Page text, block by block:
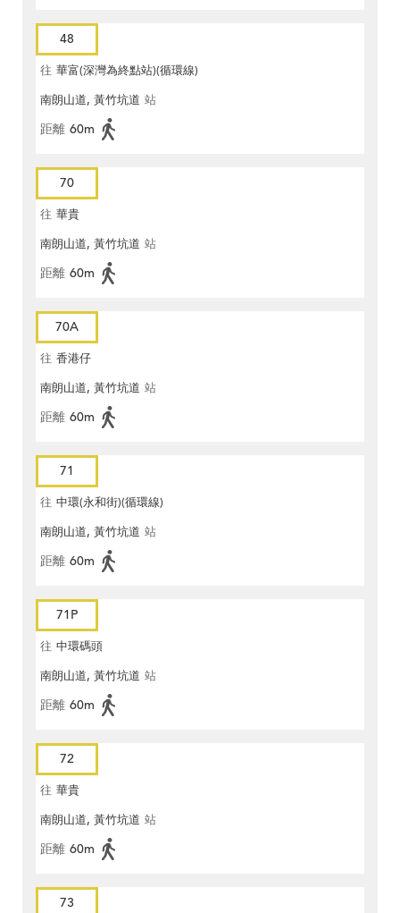
48
往 華富(深灣為終點站)(循環線)
南朗山道, 黃竹坑道 站
距離 60m
70
往 華貴
南朗山道, 黃竹坑道 站
距離 60m
70A
往 香港仔
南朗山道, 黃竹坑道 站
距離 60m
71
往 中環(永和街)(循環線)
南朗山道, 黃竹坑道 站
距離 60m
71P
往 中環碼頭
南朗山道, 黃竹坑道 站
距離 60m
72
往 華貴
南朗山道, 黃竹坑道 站
距離 60m
73